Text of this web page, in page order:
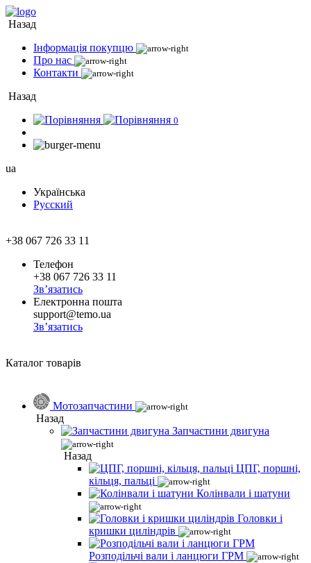
Назад
Інформація покупцю
Про нас
Контакти
Назад
0
ua
Українська
Русский
+38 067 726 33 11
Телефон
+38 067 726 33 11
Зв’язатись
Електронна пошта
support@temo.ua
Зв’язатись
Каталог товарів
Мотозапчастини
Назад
Запчастини двигуна
Назад
ЦПГ, поршні,
кільця, пальці
Колінвали і шатуни
Головки і
кришки циліндрів
Розподільчі вали і ланцюги ГРМ